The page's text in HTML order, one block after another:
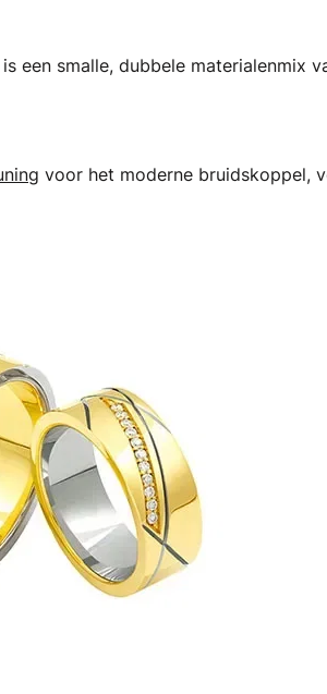
is een smalle, dubbele materialenmix
voor het moderne bruidskoppel,